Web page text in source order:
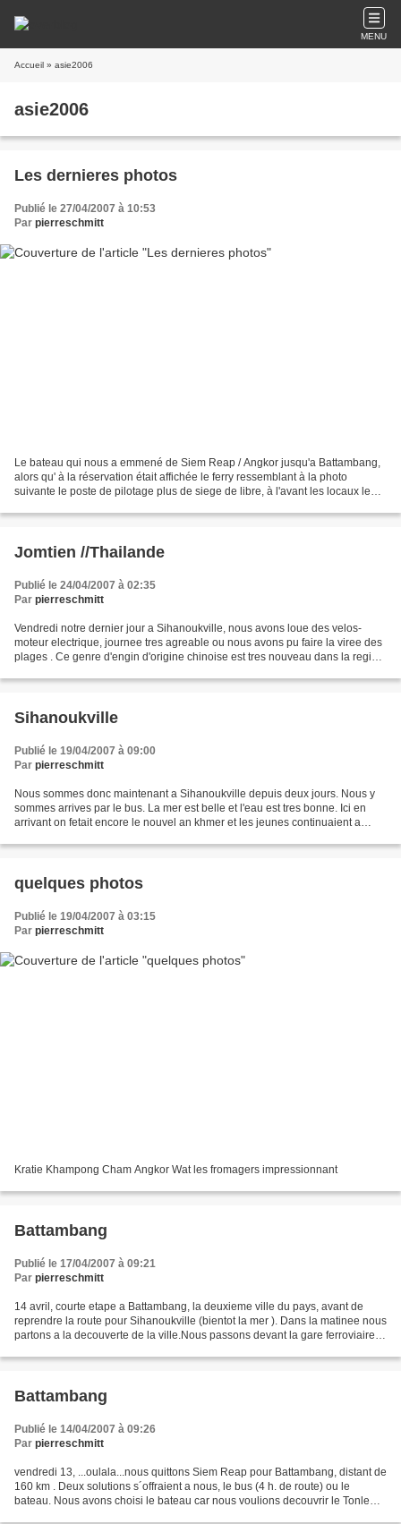
MENU
Accueil » asie2006
asie2006
Les dernieres photos
Publié le 27/04/2007 à 10:53
Par pierreschmitt
Le bateau qui nous a emmené de Siem Reap / Angkor jusqu'a Battambang,
alors qu' à la réservation était affichée le ferry ressemblant à la photo
suivante le poste de pilotage plus de siege de libre, à l'avant les locaux le
Jomtien //Thailande
Publié le 24/04/2007 à 02:35
Par pierreschmitt
Vendredi notre dernier jour a Sihanoukville, nous avons loue des velos-
moteur electrique, journee tres agreable ou nous avons pu faire la viree des
plages . Ce genre d'engin d'origine chinoise est tres nouveau dans la region,
Sihanoukville
Publié le 19/04/2007 à 09:00
Par pierreschmitt
Nous sommes donc maintenant a Sihanoukville depuis deux jours. Nous y
sommes arrives par le bus. La mer est belle et l'eau est tres bonne. Ici en
arrivant on fetait encore le nouvel an khmer et les jeunes continuaient a
quelques photos
Publié le 19/04/2007 à 03:15
Par pierreschmitt
Kratie Khampong Cham Angkor Wat les fromagers impressionnant
Battambang
Publié le 17/04/2007 à 09:21
Par pierreschmitt
14 avril, courte etape a Battambang, la deuxieme ville du pays, avant de
reprendre la route pour Sihanoukville (bientot la mer ). Dans la matinee nous
partons a la decouverte de la ville.Nous passons devant la gare ferroviaire,
Battambang
Publié le 14/04/2007 à 09:26
Par pierreschmitt
vendredi 13, ...oulala...nous quittons Siem Reap pour Battambang, distant de
160 km . Deux solutions s´offraient a nous, le bus (4 h. de route) ou le
bateau. Nous avons choisi le bateau car nous voulions decouvrir le Tonle